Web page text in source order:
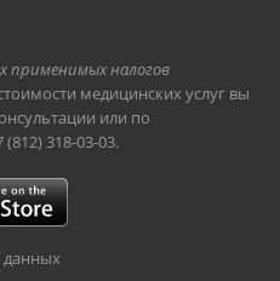
применимых налогов
медицинских услуг вы
или по
(812) 318-03-03.
данных